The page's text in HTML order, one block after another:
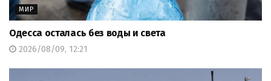
МИР
Одесса осталась без воды и света
2026/08/09, 12:21